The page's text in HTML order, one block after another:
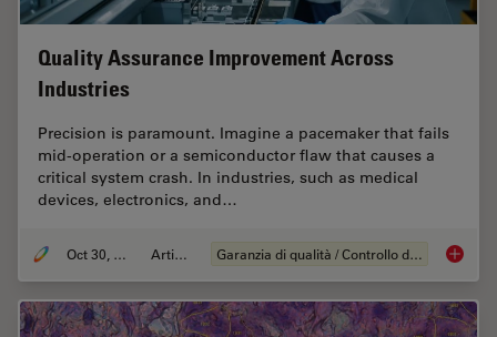
Quality Assurance Improvement Across
Industries
Precision is paramount. Imagine a pacemaker that fails
mid-operation or a semiconductor flaw that causes a
critical system crash. In industries, such as medical
devices, electronics, and…
Oct 30, 2025 Articolo Garanzia di qualità / Controllo di qualità Quality